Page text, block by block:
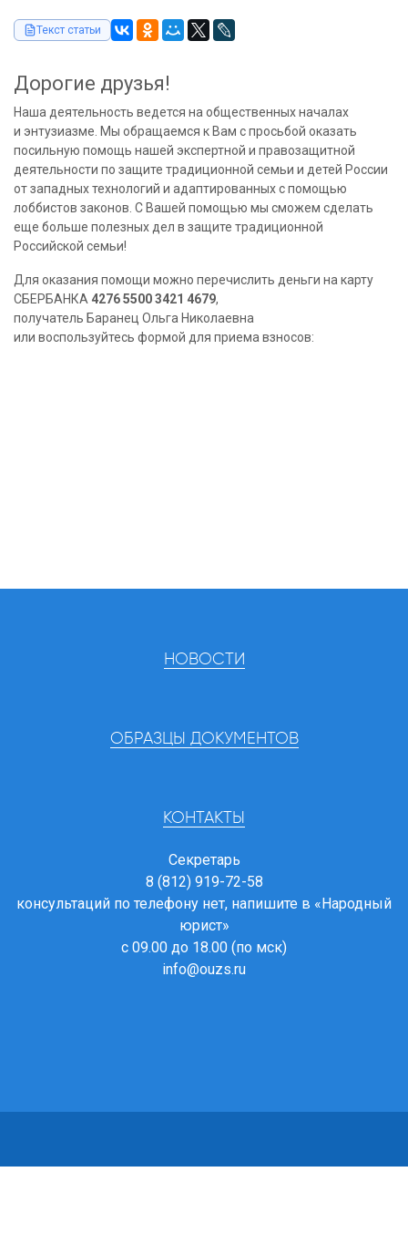
Текст статьи
Дорогие друзья!
Наша деятельность ведется на общественных началах
и энтузиазме. Мы обращаемся к Вам с просьбой оказать
посильную помощь нашей экспертной и правозащитной
деятельности по защите традиционной семьи и детей России
от западных технологий и адаптированных с помощью
лоббистов законов. С Вашей помощью мы сможем сделать
еще больше полезных дел в защите традиционной
Российской семьи!
Для оказания помощи можно перечислить деньги на карту
СБЕРБАНКА 4276 5500 3421 4679,
получатель Баранец Ольга Николаевна
или воспользуйтесь формой для приема взносов:
НОВОСТИ
ОБРАЗЦЫ ДОКУМЕНТОВ
КОНТАКТЫ
Секретарь
8 (812) 919-72-58
консультаций по телефону нет, напишите в «Народный
юрист»
с 09.00 до 18.00 (по мск)
info@ouzs.ru